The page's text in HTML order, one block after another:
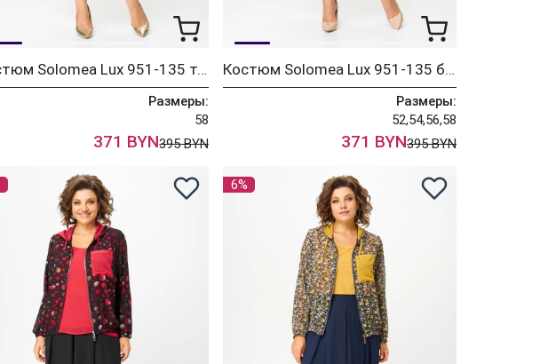
Костюм Solomea Lux 951-135 темно-синий
Размеры:
58
371 BYN395 BYN
Костюм Solomea Lux 951-135 бирюзовый
Размеры:
52,54,56,58
371 BYN395 BYN
6%